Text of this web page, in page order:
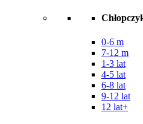
0-6 m
7-12 m
1-3 lat
4-5 lat
6-8 lat
9-12 lat
12 lat+